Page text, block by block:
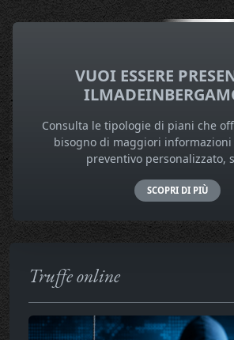
VUOI ESSERE
Consulta le tipologie di piani che
bisogno di maggiori informazioni
preventivo personalizzato,
SCOPRI DI PIÙ
Truffe online